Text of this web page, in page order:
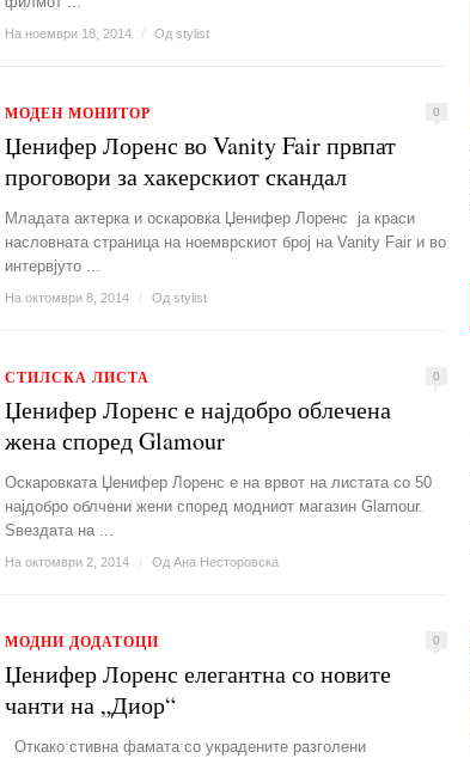
На ноември 18, 2014 / Од stylist
МОДЕН МОНИТОР 0
Џенифер Лоренс во Vanity Fair првпат
проговори за хакерскиот скандал
Младата актерка и оскаровка Џенифер Лоренс ја краси
насловната страница на ноемврскиот број на Vanity Fair и во
интервјуто ...
На октомври 8, 2014 / Од stylist
СТИЛСКА ЛИСТА 0
Џенифер Лоренс е најдобро облечена
жена според Glamour
Оскаровката Џенифер Лоренс е на врвот на листата со 50
најдобро облчени жени според модниот магазин Glamour.
Ѕвездата на ...
На октомври 2, 2014 / Од Ана Несторовска
МОДНИ ДОДАТОЦИ 0
Џенифер Лоренс елегантна со новите
чанти на „Диор“
Откако стивна фамата со украдените разголени